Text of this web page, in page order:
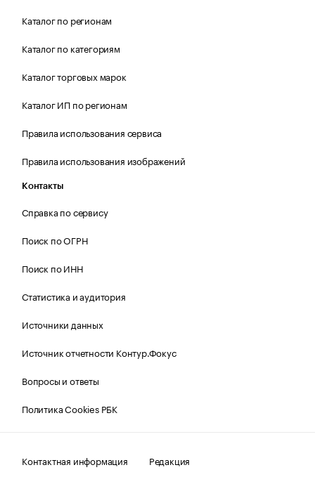
Каталог по регионам
Каталог по категориям
Каталог торговых марок
Каталог ИП по регионам
Правила использования сервиса
Правила использования изображений
Контакты
Справка по сервису
Поиск по ОГРН
Поиск по ИНН
Статистика и аудитория
Источники данных
Источник отчетности Контур.Фокус
Вопросы и ответы
Политика Cookies РБК
Контактная информация
Редакция